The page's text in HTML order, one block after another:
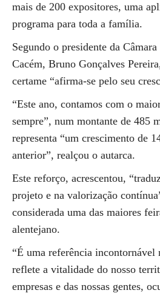
mais de 200 expositores, uma
programa para toda a família.
Segundo o presidente da
Cacém, Bruno Gonçalves
certame “afirma-se pelo seu
“Este ano, contamos com o
sempre”, num montante de 485
representa “um crescimento de
anterior”, realçou o autarca.
Este reforço, acrescentou,
projeto e na valorização
considerada uma das maiores
alentejano.
“É uma referência incontornável
reflete a vitalidade do nosso
empresas e das nossas gentes,